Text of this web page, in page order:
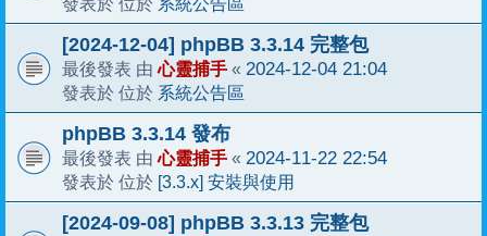
發表於 位於
[2024-12-04] phpBB 3.3.14 完整包
最後發表 由心靈捕手 « 2024-12-04 21:04
發表於 位於 系統公告區
phpBB 3.3.14 發布
最後發表 由心靈捕手 « 2024-11-22 22:54
發表於 位於 [3.3.x] 安裝與使用
[2024-09-08] phpBB 3.3.13 完整包